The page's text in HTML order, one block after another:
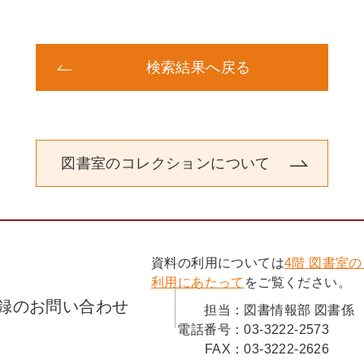
検索結果へ戻る
図書室のコレクションについて
のお問い合わせ
資料の利用については4階 図書室
利用にあたって をご覧ください。
担当： 図書情報部 図書係
電話番号：03-3222-2573
FAX：03-3222-2626